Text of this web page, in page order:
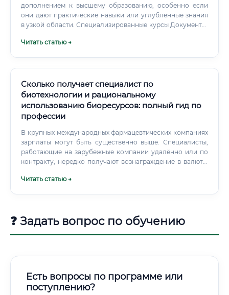
дополнением к высшему образованию, особенно если
они дают практические навыки или углубленные знания
в узкой области. Специализированные курсы Документы,
РФ. Работа связана с производством продуктов для
Читать статью →
Сколько получает специалист по
биотехнологии и рациональному
использованию биоресурсов: полный гид по
профессии
В крупных международных фармацевтических компаниях
зарплаты могут быть существенно выше. Специалисты,
работающие на зарубежные компании удалённо или по
контракту, нередко получают вознаграждение в валюте,
Стоит также отметить, что зарплата в академической
Читать статью →
❓ Задать вопрос по обучению
Есть вопросы по программе или
поступлению?